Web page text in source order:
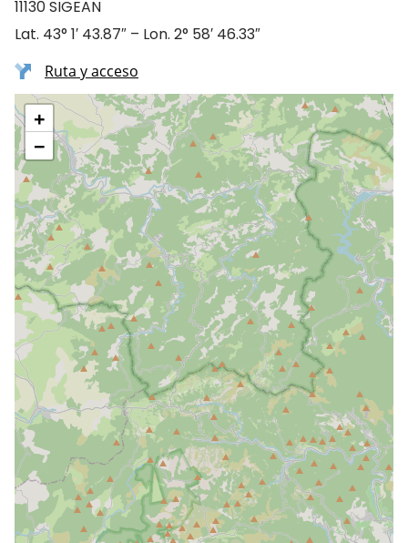
11130 SIGEAN
Lat. 43° 1′ 43.87″ – Lon. 2° 58′ 46.33″
Ruta y acceso
+
−